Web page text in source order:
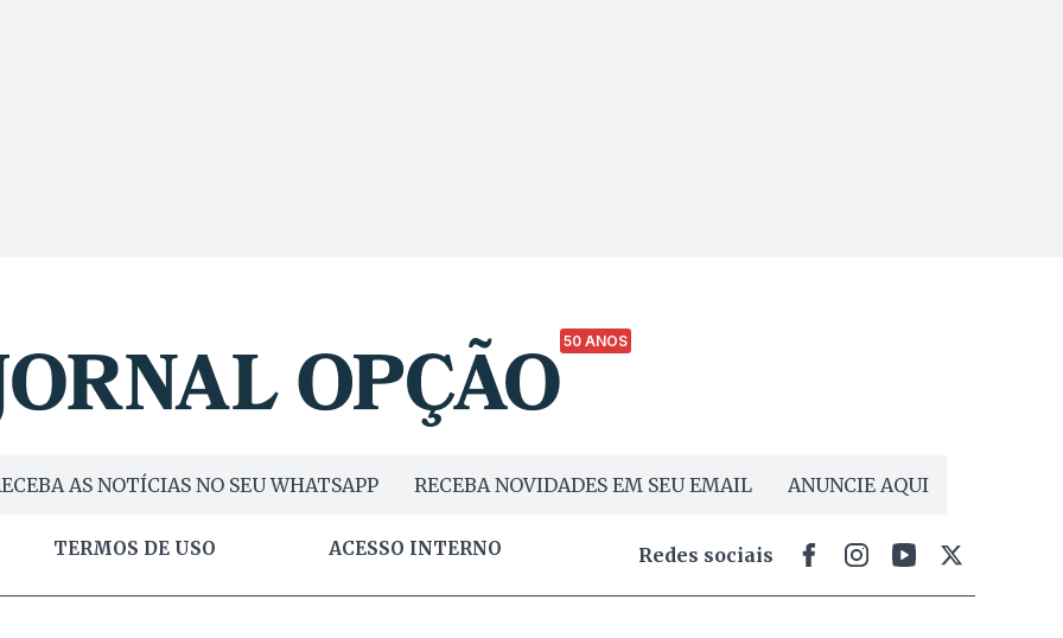
50 ANOS
AS NOTÍCIAS NO SEU WHATSAPP RECEBA NOVIDADES EM SEU EMAIL ANUNCIE AQUI
TERMOS DE USO ACESSO INTERNO Redes sociais